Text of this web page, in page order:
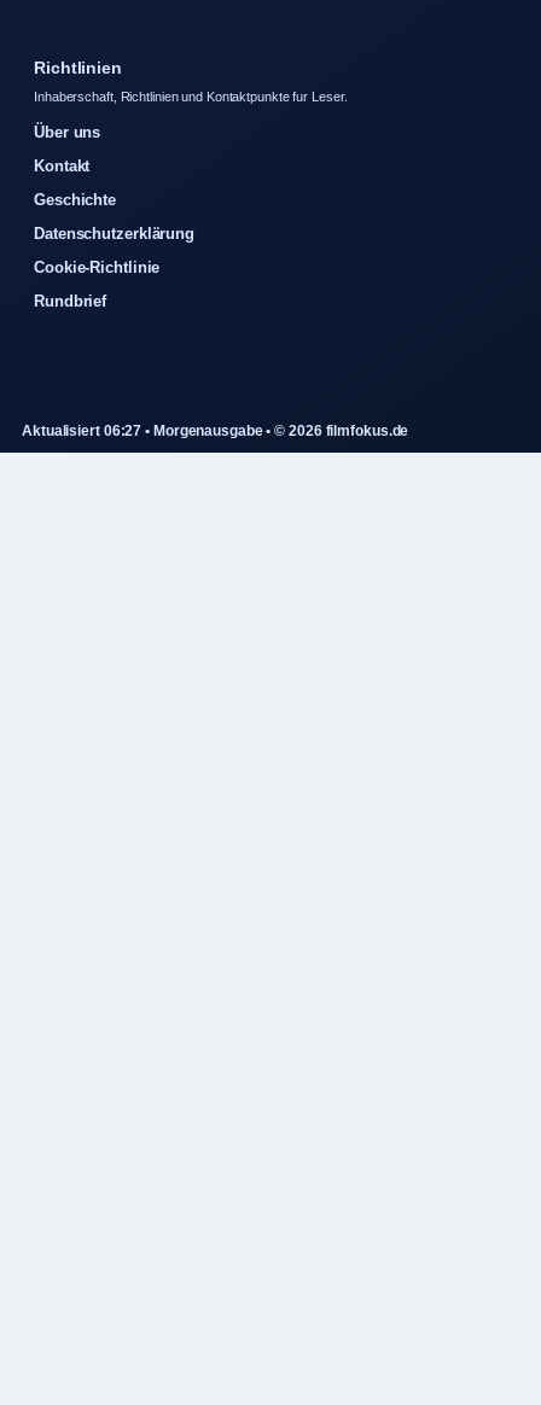
Richtlinien
Inhaberschaft, Richtlinien und Kontaktpunkte fur Leser.
Über uns
Kontakt
Geschichte
Datenschutzerklärung
Cookie-Richtlinie
Rundbrief
Aktualisiert 06:27 • Morgenausgabe • © 2026 filmfokus.de